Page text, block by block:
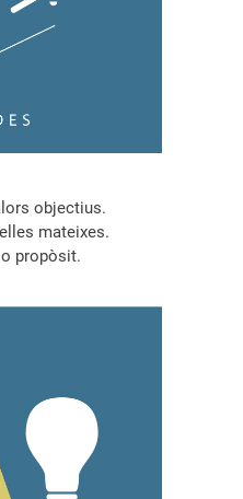
objectius.
mateixes.
propòsit.